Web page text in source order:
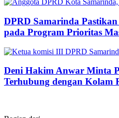
DPRD Samarinda
pada Program Prioritas
Deni Hakim Anwar Minta
Terhubung dengan Kolam